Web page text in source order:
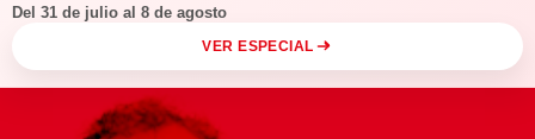
Del 31 de julio al 8 de agosto
VER ESPECIAL